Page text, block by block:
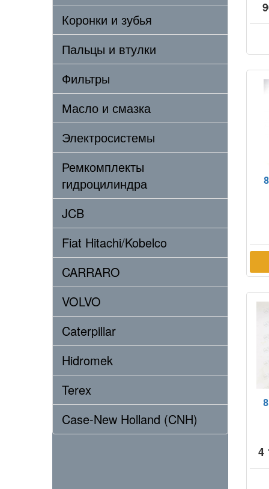
Коронки и зубья
Пальцы и втулки
Фильтры
Масло и смазка
Электросистемы
Ремкомплекты
гидроцилиндра
JCB
Fiat Hitachi/Kobelco
CARRARO
VOLVO
Caterpillar
Hidromek
Terex
Case-New Holland (CNH)
4